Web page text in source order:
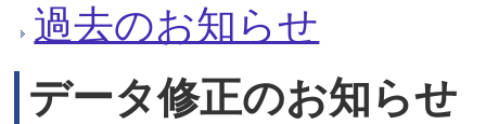
過去のお知らせ
データ修正のお知らせ